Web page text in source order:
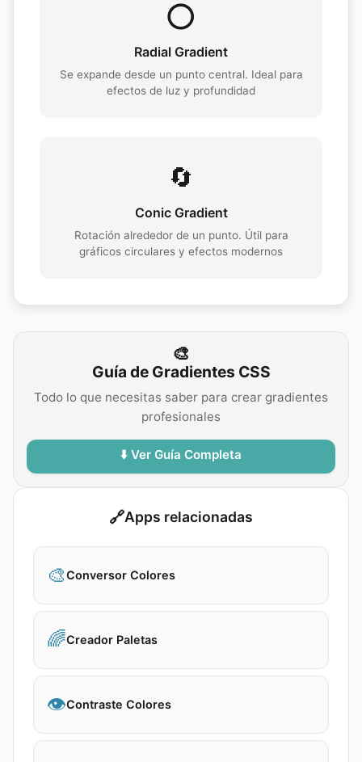
⭕
Radial Gradient
Se expande desde un punto central. Ideal para
efectos de luz y profundidad
🔄
Conic Gradient
Rotación alrededor de un punto. Útil para
gráficos circulares y efectos modernos
🎨
Guía de Gradientes CSS
Todo lo que necesitas saber para crear gradientes
profesionales
⬇️ Ver Guía Completa
🔗Apps relacionadas
🎨Conversor Colores
🌈Creador Paletas
👁️Contraste Colores